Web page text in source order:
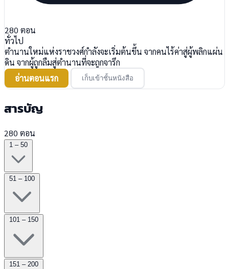
280 ตอน
ทั่วไป
ตำนานใหม่แห่งราชวงศ์กำลังจะเริ่มต้นขึ้น จากคนไร้ค่าสู่ผู้พลิกแผ่น
ดิน จากผู้ถูกลืมสู่ตำนานที่จะถูกจารึก
อ่านตอนแรก
เก็บเข้าชั้นหนังสือ
สารบัญ
280 ตอน
1 – 50
51 – 100
101 – 150
151 – 200